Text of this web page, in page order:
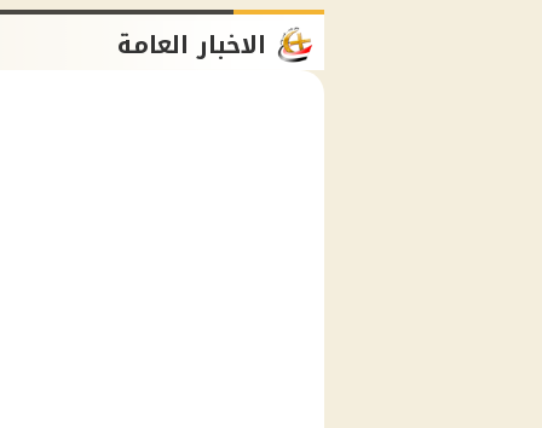
الاخبار العامة